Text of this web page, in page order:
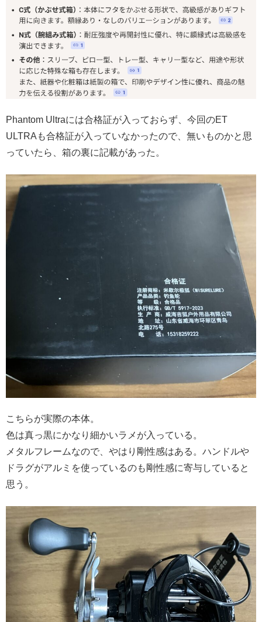
Phantom Ultraには合格証が入っておらず、今回のET
ULTRAも合格証が入っていなかったので、無いものかと思
っていたら、箱の裏に記載があった。
こちらが実際の本体。
色は真っ黒にかなり細かいラメが入っている。
メタルフレームなので、やはり剛性感はある。ハンドルや
ドラグがアルミを使っているのも剛性感に寄与していると
思う。